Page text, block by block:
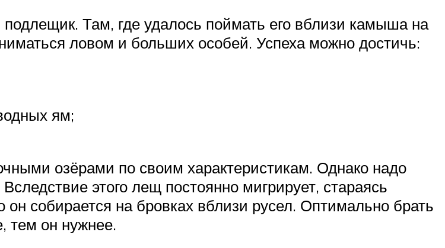
Там, где удалось поймать его вблизи камыша на
ловом и больших особей. Успеха можно достичь:
ям;
озёрами по своим характеристикам. Однако надо
этого лещ постоянно мигрирует, стараясь
собирается на бровках вблизи русел. Оптимально брать
тем он нужнее.